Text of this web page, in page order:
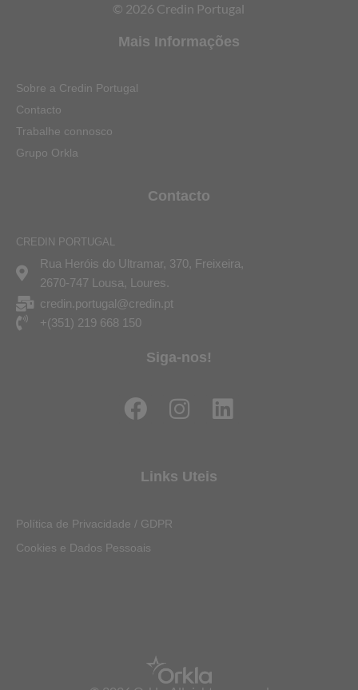
© 2026 Credin Portugal
Mais Informações
Sobre a Credin Portugal
Contacto
Trabalhe connosco
Grupo Orkla
Contacto
CREDIN PORTUGAL
Rua Heróis do Ultramar, 370, Freixeira,
2670-747 Lousa, Loures.
credin.portugal@credin.pt
+(351) 219 668 150
Siga-nos!
F
a
e
o
o
I
n
t
L
i
Links Uteis
Política de Privacidade / GDPR
Cookies e Dados Pessoais